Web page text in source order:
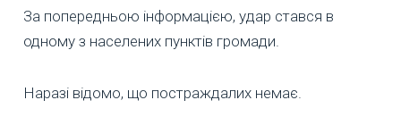
За попередньою інформацією, удар стався в
одному з населених пунктів громади.
Наразі відомо, що постраждалих немає.